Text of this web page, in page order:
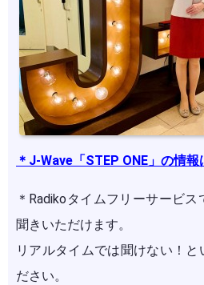
＊J-Wave「STEP ONE」の情報
＊Radikoタイムフリーサービ
聞きいただけます。
リアルタイムでは聞けない！と
ださい。